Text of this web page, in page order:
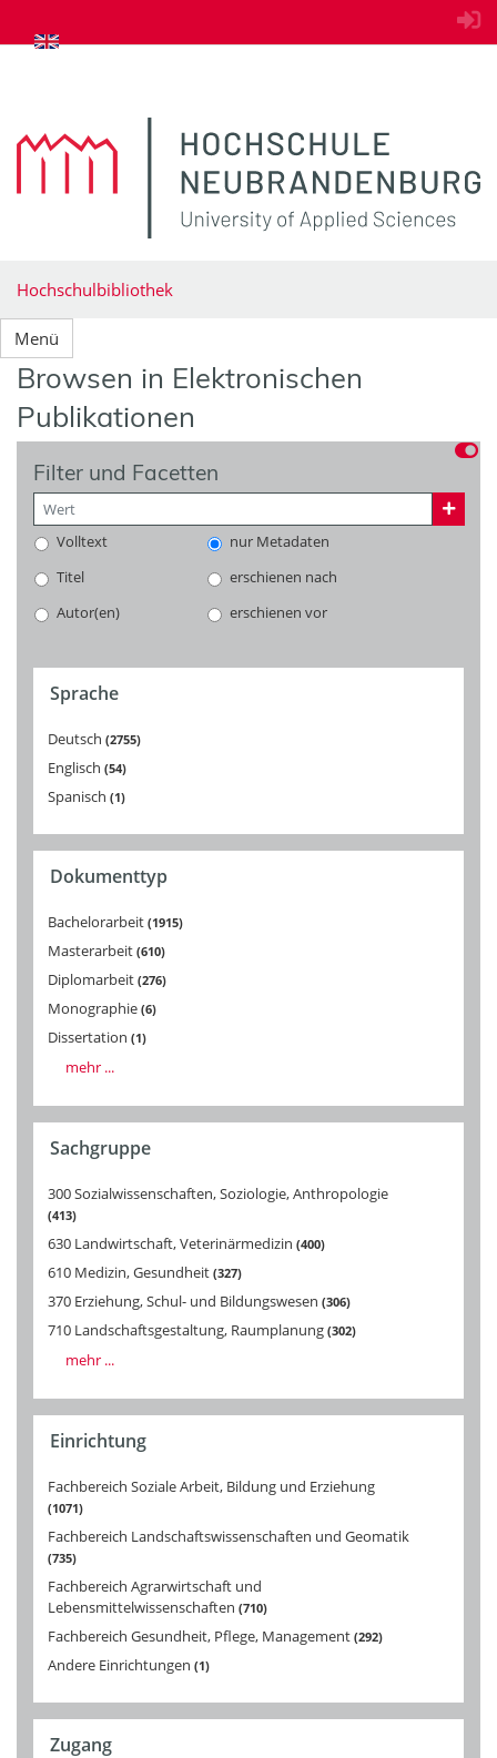
zum Inhalt springen
Hochschulbibliothek
Menü
Browsen in Elektronischen
Publikationen
Filter und Facetten
Volltext
nur Metadaten
Titel
erschienen nach
Autor(en)
erschienen vor
Sprache
Deutsch 2755
Englisch 54
Spanisch 1
Dokumenttyp
Bachelorarbeit 1915
Masterarbeit 610
Diplomarbeit 276
Monographie 6
Dissertation 1
mehr ...
Sachgruppe
300 Sozialwissenschaften, Soziologie, Anthropologie
413
630 Landwirtschaft, Veterinärmedizin 400
610 Medizin, Gesundheit 327
370 Erziehung, Schul- und Bildungswesen 306
710 Landschaftsgestaltung, Raumplanung 302
mehr ...
Einrichtung
Fachbereich Soziale Arbeit, Bildung und Erziehung
1071
Fachbereich Landschaftswissenschaften und Geomatik
735
Fachbereich Agrarwirtschaft und
Lebensmittelwissenschaften 710
Fachbereich Gesundheit, Pflege, Management 292
Andere Einrichtungen 1
Zugang